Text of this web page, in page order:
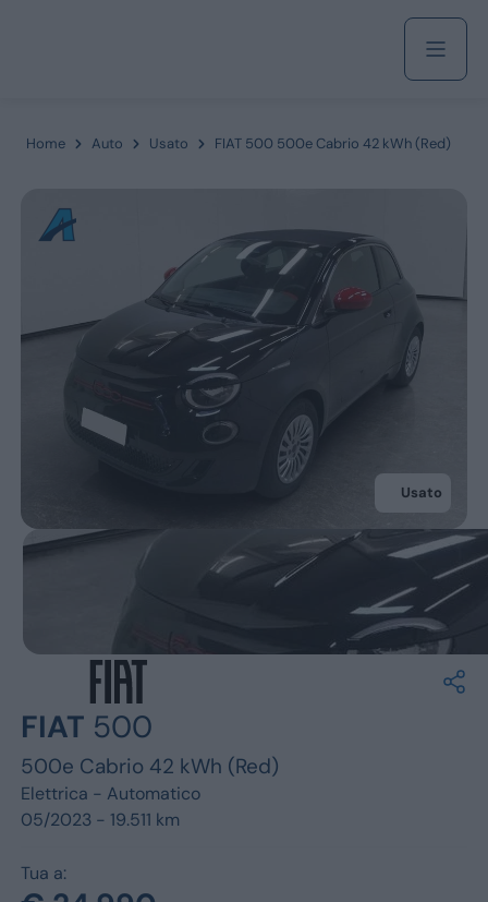
Acquista
Servizi
Marchi
Fiat
Jeep
Alfa Romeo
Dacia
Renault
Home Auto Usato FIAT 500 500e Cabrio 42 kWh (Red)
Usato
FIAT 500
500e Cabrio 42 kWh (Red)
Elettrica - Automatico
05/2023 - 19.511 km
Tua a: